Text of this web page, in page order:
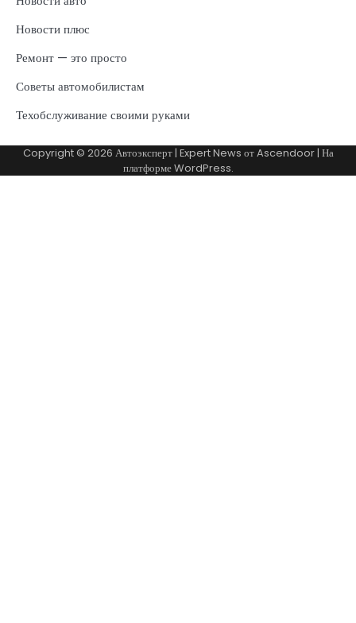
Новости плюс
Ремонт — это просто
Советы автомобилистам
Техобслуживание своими руками
Copyright © 2026 Автоэксперт| Expert News отAscendoor| На
платформеWordPress.